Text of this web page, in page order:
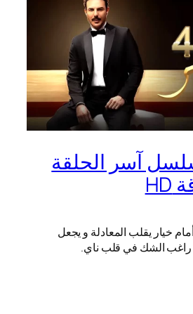
آسر الحلقة
خيار يقلب المعادلة و يجعل
راغب الشك في قلب ناي.